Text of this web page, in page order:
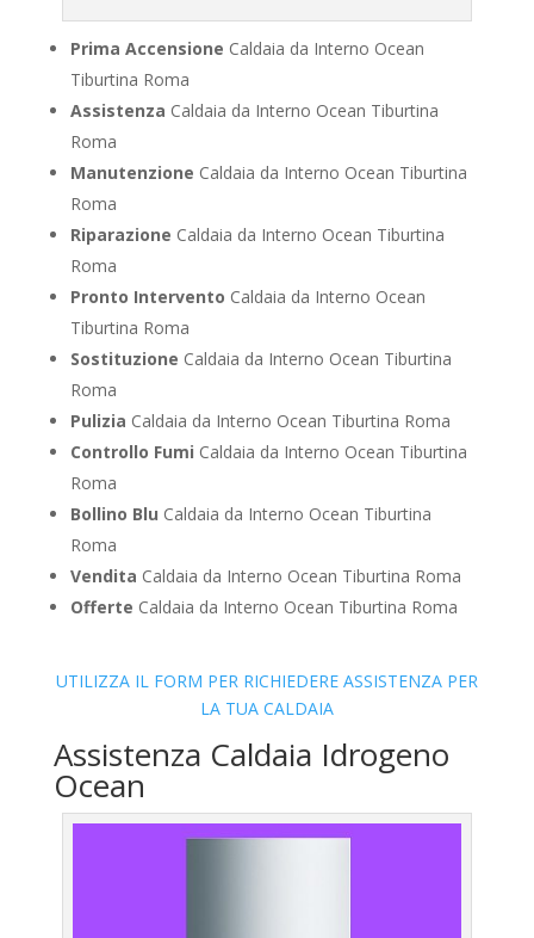
Prima Accensione Caldaia da Interno Ocean
Tiburtina Roma
Assistenza Caldaia da Interno Ocean Tiburtina
Roma
Manutenzione Caldaia da Interno Ocean Tiburtina
Roma
Riparazione Caldaia da Interno Ocean Tiburtina
Roma
Pronto Intervento Caldaia da Interno Ocean
Tiburtina Roma
Sostituzione Caldaia da Interno Ocean Tiburtina
Roma
Pulizia Caldaia da Interno Ocean Tiburtina Roma
Controllo Fumi Caldaia da Interno Ocean Tiburtina
Roma
Bollino Blu Caldaia da Interno Ocean Tiburtina
Roma
Vendita Caldaia da Interno Ocean Tiburtina Roma
Offerte Caldaia da Interno Ocean Tiburtina Roma
UTILIZZA IL FORM PER RICHIEDERE ASSISTENZA PER
LA TUA CALDAIA
Assistenza Caldaia Idrogeno
Ocean